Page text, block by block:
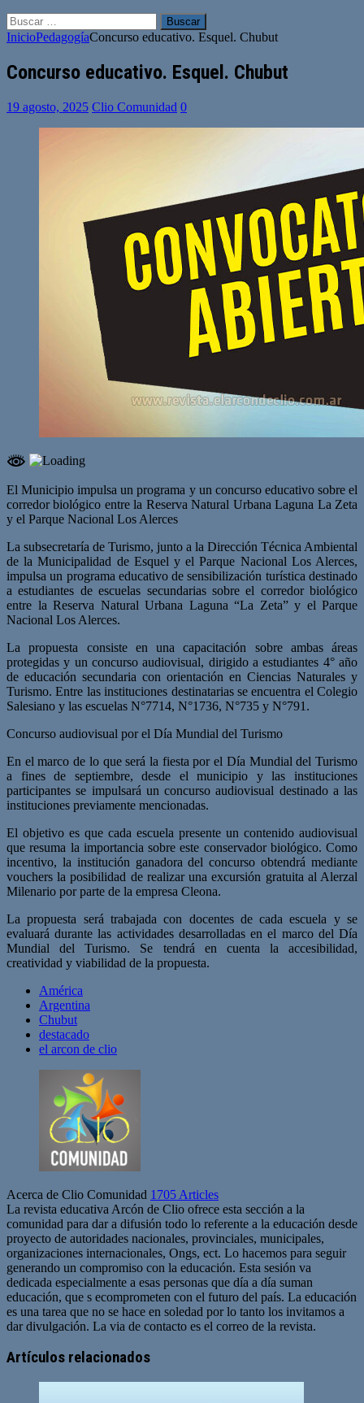
Buscar:
InicioPedagogíaConcurso educativo. Esquel. Chubut
Concurso educativo. Esquel. Chubut
19 agosto, 2025 Clio Comunidad 0
El Municipio impulsa un programa y un concurso educativo sobre el
corredor biológico entre la Reserva Natural Urbana Laguna La Zeta
y el Parque Nacional Los Alerces
La subsecretaría de Turismo, junto a la Dirección Técnica Ambiental
de la Municipalidad de Esquel y el Parque Nacional Los Alerces,
impulsa un programa educativo de sensibilización turística destinado
a estudiantes de escuelas secundarias sobre el corredor biológico
entre la Reserva Natural Urbana Laguna “La Zeta” y el Parque
Nacional Los Alerces.
La propuesta consiste en una capacitación sobre ambas áreas
protegidas y un concurso audiovisual, dirigido a estudiantes 4° año
de educación secundaria con orientación en Ciencias Naturales y
Turismo. Entre las instituciones destinatarias se encuentra el Colegio
Salesiano y las escuelas N°7714, N°1736, N°735 y N°791.
Concurso audiovisual por el Día Mundial del Turismo
En el marco de lo que será la fiesta por el Día Mundial del Turismo
a fines de septiembre, desde el municipio y las instituciones
participantes se impulsará un concurso audiovisual destinado a las
instituciones previamente mencionadas.
El objetivo es que cada escuela presente un contenido audiovisual
que resuma la importancia sobre este conservador biológico. Como
incentivo, la institución ganadora del concurso obtendrá mediante
vouchers la posibilidad de realizar una excursión gratuita al Alerzal
Milenario por parte de la empresa Cleona.
La propuesta será trabajada con docentes de cada escuela y se
evaluará durante las actividades desarrolladas en el marco del Día
Mundial del Turismo. Se tendrá en cuenta la accesibilidad,
creatividad y viabilidad de la propuesta.
América
Argentina
Chubut
destacado
el arcon de clio
Acerca de Clio Comunidad 1705 Articles
La revista educativa Arcón de Clio ofrece esta sección a la
comunidad para dar a difusión todo lo referente a la educación desde
proyecto de autoridades nacionales, provinciales, municipales,
organizaciones internacionales, Ongs, ect. Lo hacemos para seguir
generando un compromiso con la educación. Esta sesión va
dedicada especialmente a esas personas que día a día suman
educación, que s ecomprometen con el futuro del país. La educación
es una tarea que no se hace en soledad por lo tanto los invitamos a
dar divulgación. La via de contacto es el correo de la revista.
web
Artículos relacionados